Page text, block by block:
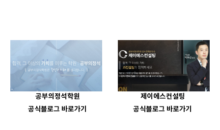
공부의정석학원
공식블로그 바로가기
제이에스컨설팅
공식블로그 바로가기